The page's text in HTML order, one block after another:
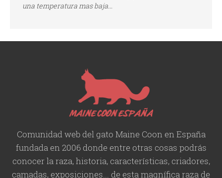
una temperatura mas baja...
Comunidad web del gato Maine Coon en España
fundada en 2006 donde entre otras cosas podrás
conocer la raza, historia,características, criadores,
camadas, exposiciones... de esta magnífica raza de